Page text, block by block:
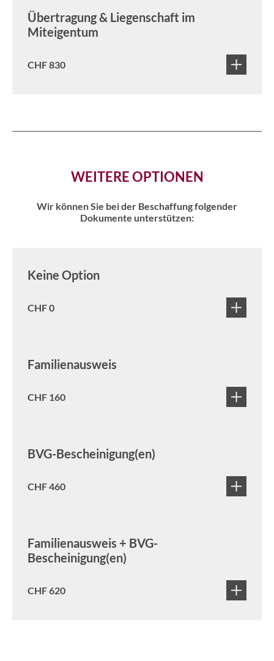
Übertragung & Liegenschaft im
Miteigentum
CHF 830
WEITERE OPTIONEN
Wir können Sie bei der Beschaffung folgender
Dokumente unterstützen:
Keine Option
CHF 0
Familienausweis
CHF 160
BVG-Bescheinigung(en)
CHF 460
Familienausweis + BVG-
Bescheinigung(en)
CHF 620